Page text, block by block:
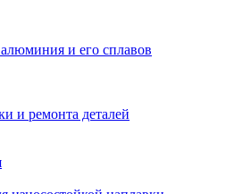
и его сплавов
и ремонта деталей